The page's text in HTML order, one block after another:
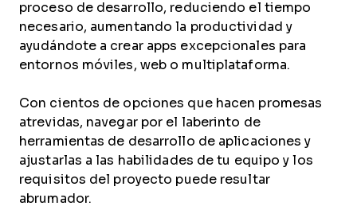
proceso de desarrollo, reduciendo el tiempo
necesario, aumentando la productividad y
ayudándote a crear apps excepcionales para
entornos móviles, web o multiplataforma.
Con cientos de opciones que hacen promesas
atrevidas, navegar por el laberinto de
herramientas de desarrollo de aplicaciones y
ajustarlas a las habilidades de tu equipo y los
requisitos del proyecto puede resultar
abrumador.